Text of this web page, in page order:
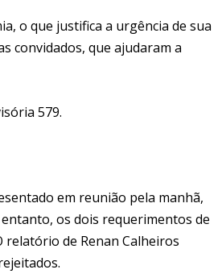
o que justifica a urgência de sua
convidados, que ajudaram a
579.
em reunião pela manhã,
os dois requerimentos de
relatório de Renan Calheiros